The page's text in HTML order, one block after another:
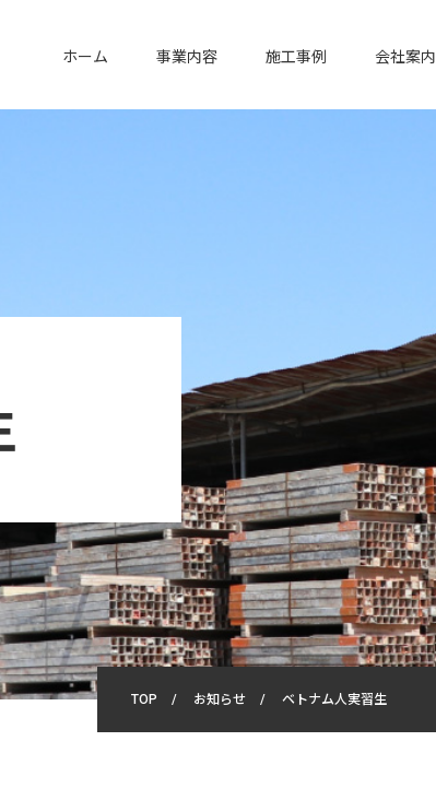
ホーム 事業内容 施工事例 会社案内
TOP / お知らせ / ベトナム人実習生